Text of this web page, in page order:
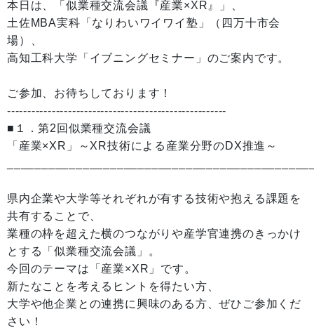
本日は、「似業種交流会議『産業×XR』」、
土佐MBA実科「なりわいワイワイ塾」（四万十市会
場）、
高知工科大学「イブニングセミナー」のご案内です。
ご参加、お待ちしております！
------------------------------------------------------
■１．第2回似業種交流会議
「産業×XR」～XR技術による産業分野のDX推進～
県内企業や大学等それぞれが有する技術や抱える課題を
共有することで、
業種の枠を超えた横のつながりや産学官連携のきっかけ
とする「似業種交流会議」。
今回のテーマは「産業×XR」です。
新たなことを考えるヒントを得たい方、
大学や他企業との連携に興味のある方、ぜひご参加くだ
さい！